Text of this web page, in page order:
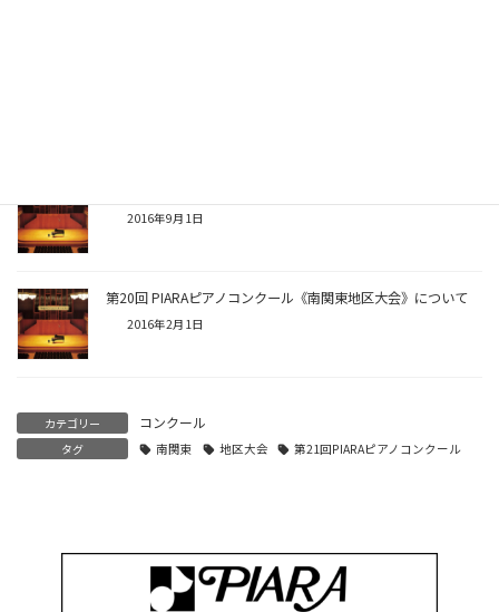
2016年9月1日
第20回 PIARAピアノコンクール《南関東地区大会》について
2016年2月1日
カテゴリー コンクール
タグ 南関東 地区大会 第21回PIARAピアノコンクール